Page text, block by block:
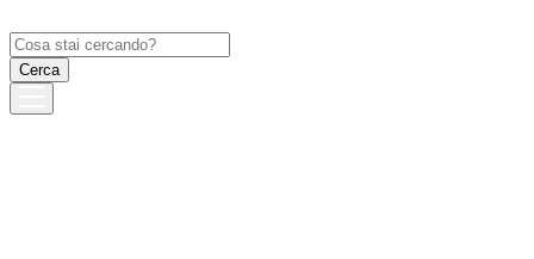
Ricerca
per: